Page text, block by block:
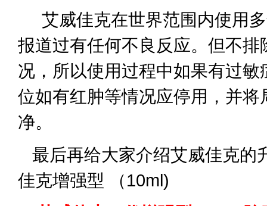
艾威佳克在世界范围内使用
报道过有任何不良反应。但不排
况，所以使用过程中如果有过敏
位如有红肿等情况应停用，并将
净。
最后再给大家介绍艾威佳克的
佳克增强型 （10ml)